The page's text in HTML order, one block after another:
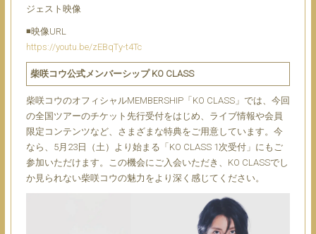
ジェスト映像
◾️映像URL
https://youtu.be/zEBqTy-t4Tc
柴咲コウ公式メンバーシップ KO CLASS
柴咲コウのオフィシャルMEMBERSHIP「KO CLASS」では、今回
の全国ツアーのチケット先行受付をはじめ、ライブ情報や会員
限定コンテンツなど、さまざまな特典をご用意しています。今
なら、5月23日（⼟）より始まる「KO CLASS 1次受付」にもご
参加いただけます。この機会にご入会いただき、KO CLASSでし
か見られない柴咲コウの魅力をより深く感じてください。